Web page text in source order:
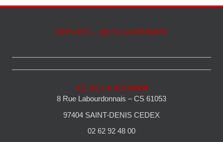
100 % PEI - 100 % LA REUNION
ILE DE LA REUNION
8 Rue Labourdonnais – CS 61053
97404 SAINT-DENIS CEDEX
02 62 92 48 00